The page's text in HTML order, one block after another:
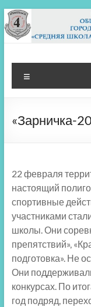
Перейти
к
содержимому
МБОУ
Архангельск
«Зарничка-
22 февраля
настоящий
спортивные
участниками
школы. Они
препятствий»,
подготовка». Не
Они
конкурсах. По
год подряд,